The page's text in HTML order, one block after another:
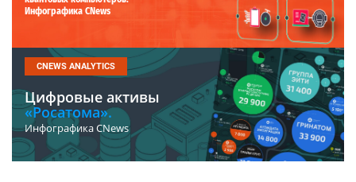
Инфографика CNews
CNEWS ANALYTICS
Цифровые активы
«Росатома».
Инфографика CNews